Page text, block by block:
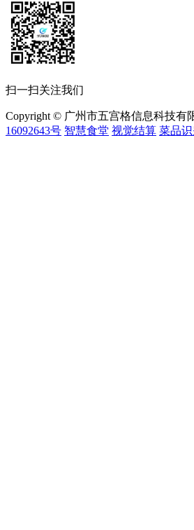
扫一扫关注我们
Copyright © 广州市五宫格信息科技有
16092643号 智慧食堂 视觉结算 菜品识